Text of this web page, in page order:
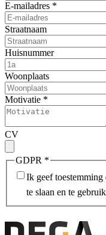
E-mailadres *
Straatnaam
Huisnummer
Woonplaats
Motivatie *
CV
GDPR *
Ik geef
te slaan en te